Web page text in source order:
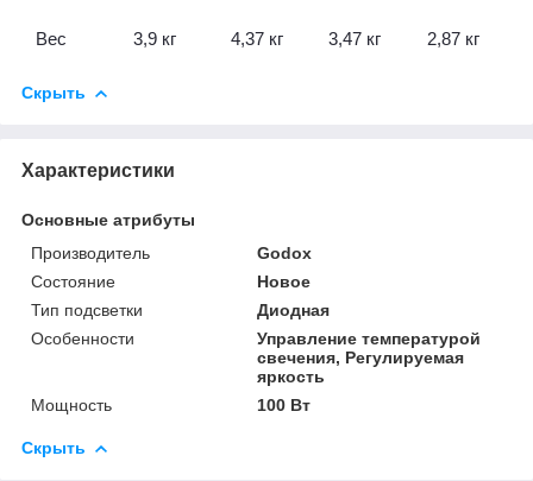
Вес 3,9 кг 4,37 кг 3,47 кг 2,87 кг
Скрыть
Характеристики
Основные атрибуты
Производитель
Godox
Состояние
Новое
Тип подсветки
Диодная
Особенности
Управление температурой
свечения, Регулируемая
яркость
Мощность
100 Вт
Скрыть